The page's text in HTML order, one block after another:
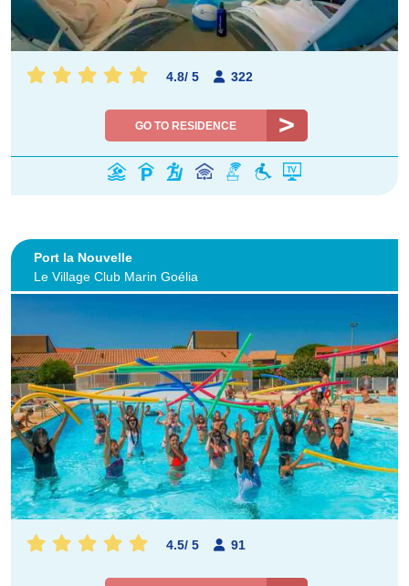
4.8/ 5 322
GO TO RESIDENCE
Port la Nouvelle
Le Village Club Marin Goélia
4.5/ 5 91